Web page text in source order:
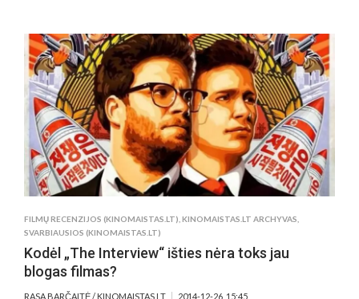
KINO
ALJANSO
APDOVANOJIMŲ
„KINO
RUPORAS
2014”
NOMINANTAI
FILMŲ RECENZIJOS (KINOMAISTAS.LT) KINOMAISTAS.LT ARCHYVAS
SVARBIAUSIOS (KINOMAISTAS.LT)
Kodėl „The Interview“ išties nėra toks jau
blogas filmas?
RASA BARČAITĖ / KINOMAISTAS.LT 2014-12-26, 15:45